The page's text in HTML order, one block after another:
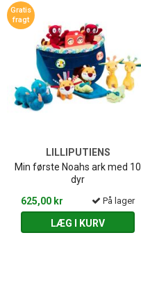
Gratis
fragt
LILLIPUTIENS
Min første Noahs ark med 10
dyr
625,00 kr
På lager
LÆG I KURV